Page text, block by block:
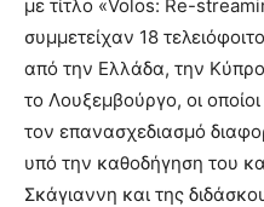
με τίτλο «Volos: Re-
συμμετείχαν 18
από την Ελλάδα, την
το Λουξεμβούργο, οι
τον επανασχεδιασμό
υπό την καθοδήγηση του
Σκάγιαννη και της